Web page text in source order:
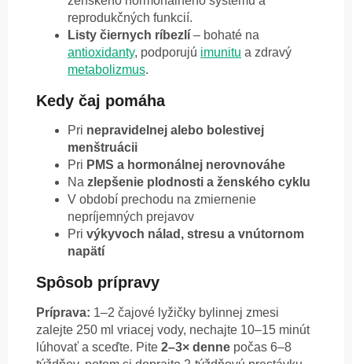
reprodukčných funkcií.
Listy čiernych ríbezlí – bohaté na
antioxidanty, podporujú imunitu a zdravý
metabolizmus.
Kedy čaj pomáha
Pri nepravidelnej alebo bolestivej
menštruácii
Pri PMS a hormonálnej nerovnováhe
Na zlepšenie plodnosti a ženského cyklu
V období prechodu na zmiernenie
nepríjemných prejavov
Pri výkyvoch nálad, stresu a vnútornom
napätí
Spôsob prípravy
Príprava: 1–2 čajové lyžičky bylinnej zmesi
zalejte 250 ml vriacej vody, nechajte 10–15 minút
lúhovať a sceďte. Pite 2–3× denne počas 6–8